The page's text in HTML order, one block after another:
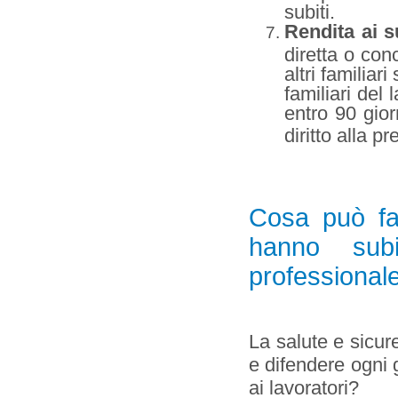
subiti.
Rendita ai
diretta o
altri familiari
familiari del
entro 90
diritto alla
Cosa può
hanno
La salute e
e difendere ogni
ai lavoratori?